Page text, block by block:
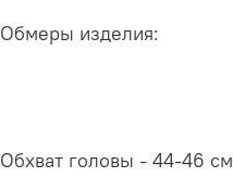
Обмеры изделия:
Обхват головы - 44-46 см